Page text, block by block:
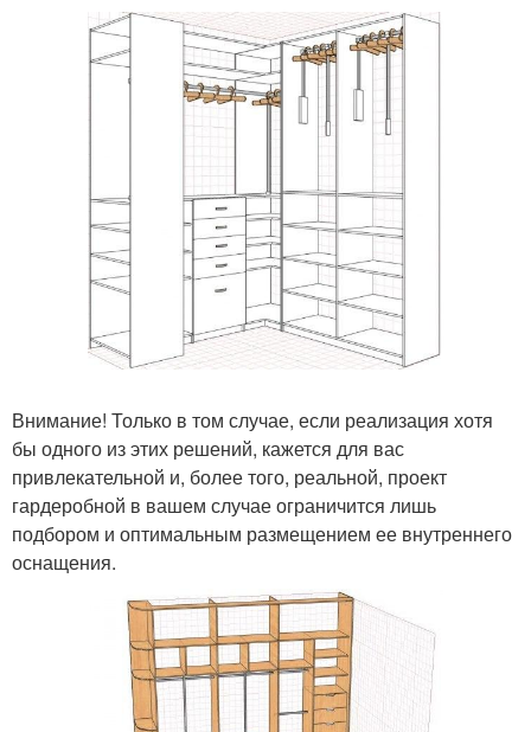
Внимание! Только в том случае, если реализация хотя
бы одного из этих решений, кажется для вас
привлекательной и, более того, реальной, проект
гардеробной в вашем случае ограничится лишь
подбором и оптимальным размещением ее внутреннего
оснащения.